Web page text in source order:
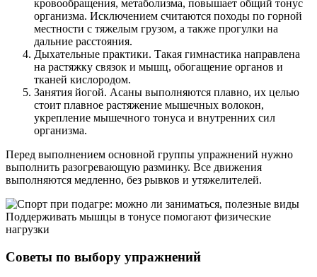
кровообращения, метаболизма, повышает общий тонус
организма. Исключением считаются походы по горной
местности с тяжелым грузом, а также прогулки на
дальние расстояния.
Дыхательные практики. Такая гимнастика направлена
на растяжку связок и мышц, обогащение органов и
тканей кислородом.
Занятия йогой. Асаны выполняются плавно, их целью
стоит плавное растяжение мышечных волокон,
укрепление мышечного тонуса и внутренних сил
организма.
Перед выполнением основной группы упражнений нужно
выполнить разогревающую разминку. Все движения
выполняются медленно, без рывков и утяжелителей.
Поддерживать мышцы в тонусе помогают физические
нагрузки
Советы по выбору упражнений